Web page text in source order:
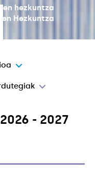
hezkuntza
Hezkuntza
- 2027